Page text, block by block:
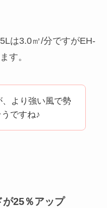
は3.0㎥/分ですがEH-
す。
、より強い風で勢
ですね♪
25％アップ